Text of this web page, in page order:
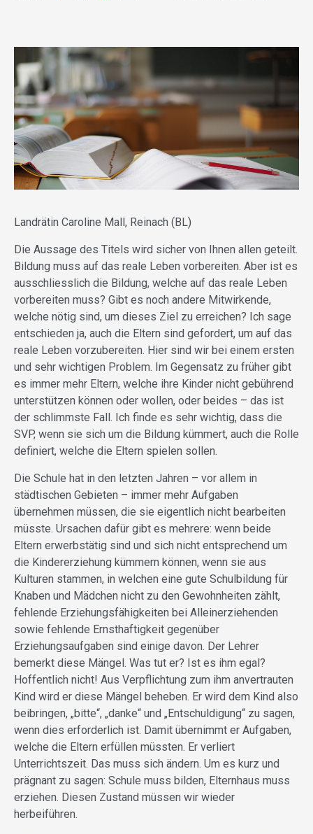
Landrätin Caroline Mall, Reinach (BL)
Die Aussage des Titels wird sicher von Ihnen allen geteilt.
Bildung muss auf das reale Leben vorbereiten. Aber ist es
ausschliesslich die Bildung, welche auf das reale Leben
vorbereiten muss? Gibt es noch andere Mitwirkende,
welche nötig sind, um dieses Ziel zu erreichen? Ich sage
entschieden ja, auch die Eltern sind gefordert, um auf das
reale Leben vorzubereiten. Hier sind wir bei einem ersten
und sehr wichtigen Problem. Im Gegensatz zu früher gibt
es immer mehr Eltern, welche ihre Kinder nicht gebührend
unterstützen können oder wollen, oder beides – das ist
der schlimmste Fall. Ich finde es sehr wichtig, dass die
SVP, wenn sie sich um die Bildung kümmert, auch die Rolle
definiert, welche die Eltern spielen sollen.
Die Schule hat in den letzten Jahren – vor allem in
städtischen Gebieten – immer mehr Aufgaben
übernehmen müssen, die sie eigentlich nicht bearbeiten
müsste. Ursachen dafür gibt es mehrere: wenn beide
Eltern erwerbstätig sind und sich nicht entsprechend um
die Kindererziehung kümmern können, wenn sie aus
Kulturen stammen, in welchen eine gute Schulbildung für
Knaben und Mädchen nicht zu den Gewohnheiten zählt,
fehlende Erziehungsfähigkeiten bei Alleinerziehenden
sowie fehlende Ernsthaftigkeit gegenüber
Erziehungsaufgaben sind einige davon. Der Lehrer
bemerkt diese Mängel. Was tut er? Ist es ihm egal?
Hoffentlich nicht! Aus Verpflichtung zum ihm anvertrauten
Kind wird er diese Mängel beheben. Er wird dem Kind also
beibringen, „bitte“, „danke“ und „Entschuldigung“ zu sagen,
wenn dies erforderlich ist. Damit übernimmt er Aufgaben,
welche die Eltern erfüllen müssten. Er verliert
Unterrichtszeit. Das muss sich ändern. Um es kurz und
prägnant zu sagen: Schule muss bilden, Elternhaus muss
erziehen. Diesen Zustand müssen wir wieder
herbeiführen.